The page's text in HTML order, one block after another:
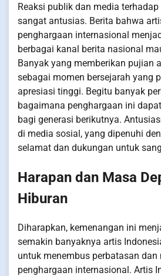
Reaksi publik dan media
sangat antusias. Berita bahwa
penghargaan internasional
berbagai kanal berita nasional
Banyak yang memberikan pujian
sebagai momen bersejarah yang
apresiasi tinggi. Begitu banyak
bagaimana penghargaan ini
bagi generasi berikutnya.
di media sosial, yang dipenuhi
selamat dan dukungan untuk
Harapan dan Masa
Hiburan
Diharapkan, kemenangan ini
semakin banyaknya artis
untuk menembus perbatasan dan
penghargaan internasional. Artis